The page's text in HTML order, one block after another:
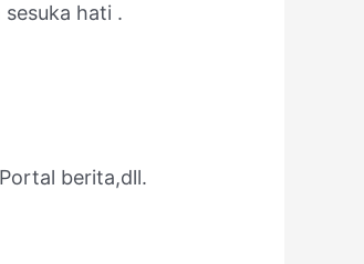
hati .
berita,dll.